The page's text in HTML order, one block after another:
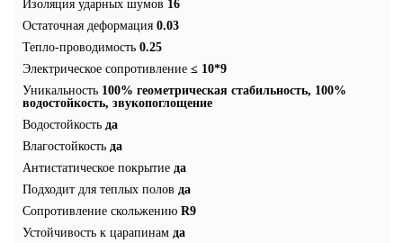
Изоляция ударных шумов 16
Остаточная деформация 0.03
Тепло-проводимость 0.25
Электрическое сопротивление ≤ 10*9
Уникальность 100% геометрическая стабильность, 100%
водостойкость, звукопоглощение
Водостойкость да
Влагостойкость да
Антистатическое покрытие да
Подходит для теплых полов да
Сопротивление скольжению R9
Устойчивость к царапинам да